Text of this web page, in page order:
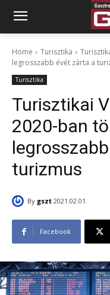
Home Turisztika
legrosszabb évét zárta a
Turisztika
Turisztikai
2020-ban
turizmus
By gszt 2021.02.01.
Facebook